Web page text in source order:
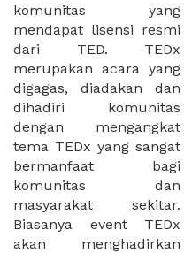
komunitas yang
mendapat lisensi resmi
dari TED. TEDx
merupakan acara yang
digagas, diadakan dan
dihadiri komunitas
dengan mengangkat
tema TEDx yang sangat
bermanfaat bagi
komunitas dan
masyarakat sekitar.
Biasanya event TEDx
akan menghadirkan
dimana semua biaya
akan ditanggung
penyelenggara. XWORK
memiliki banyak pilihan
ruangan yang cocok
untuk diadakan TEDx
dikarenakan sebuah
acara TEDx yang sukses
akan membutuhkan
fasilitas acara yang
mumpuni, lokasi
strategis, serta
makanan yang lezat